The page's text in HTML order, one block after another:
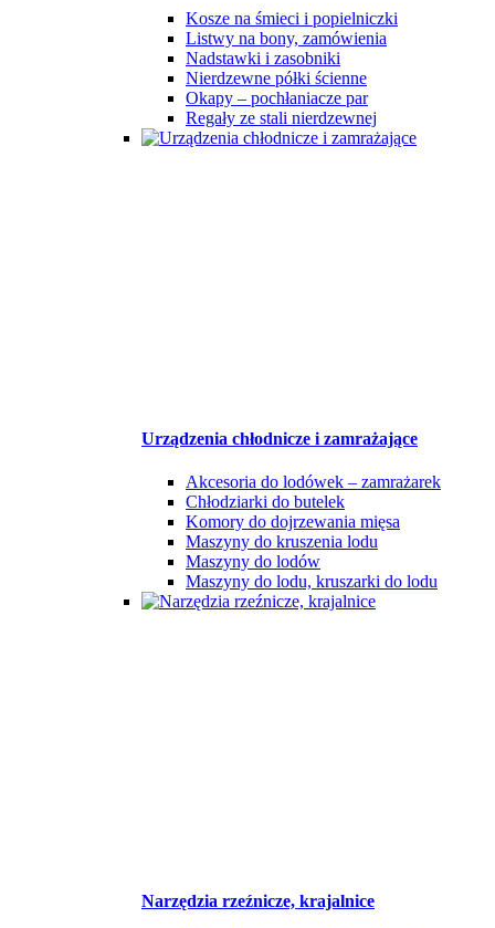
Kosze na śmieci i popielniczki
Listwy na bony, zamówienia
Nadstawki i zasobniki
Nierdzewne półki ścienne
Okapy – pochłaniacze par
Regały ze stali nierdzewnej
Urządzenia chłodnicze i zamrażające
Akcesoria do lodówek – zamrażarek
Chłodziarki do butelek
Komory do dojrzewania mięsa
Maszyny do kruszenia lodu
Maszyny do lodów
Maszyny do lodu, kruszarki do lodu
Narzędzia rzeźnicze, krajalnice